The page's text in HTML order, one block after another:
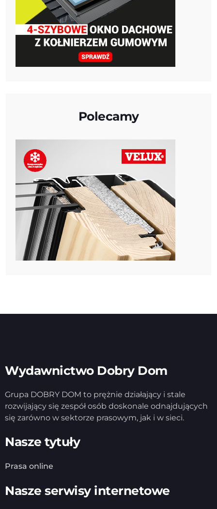
Polecamy
Wydawnictwo Dobry Dom
Grupa DOBRY DOM to prężnie działający i stale
rozwijający się zespół osób doskonale odnajdujących
się zarówno w sektorze prasowym, jak i w sieci.
Nasze tytuły
Prasa online
Nasze serwisy internetowe